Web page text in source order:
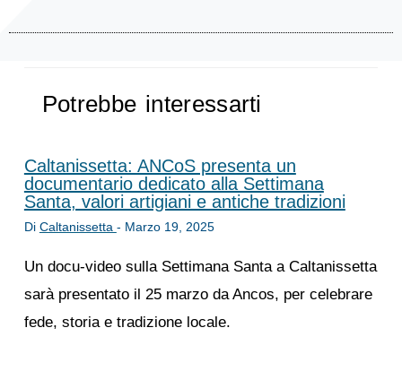
Potrebbe interessarti
Caltanissetta: ANCoS presenta un
documentario dedicato alla Settimana
Santa, valori artigiani e antiche tradizioni
Di Caltanissetta - Marzo 19, 2025
Un docu-video sulla Settimana Santa a Caltanissetta
sarà presentato il 25 marzo da Ancos, per celebrare
fede, storia e tradizione locale.